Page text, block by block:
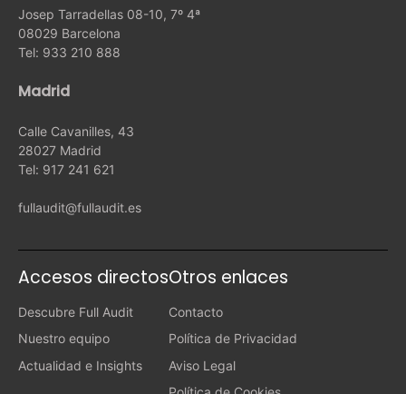
Josep Tarradellas 08-10, 7º 4ª
08029 Barcelona
Tel: 933 210 888
Madrid
Calle Cavanilles, 43
28027 Madrid
Tel: 917 241 621
fullaudit@fullaudit.es
Accesos directos
Descubre Full Audit
Nuestro equipo
Actualidad e Insights
Otros enlaces
Contacto
Política de Privacidad
Aviso Legal